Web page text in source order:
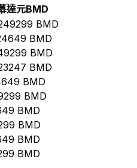
達元BMD
BMD
BMD
BMD
BMD
BMD
BMD
BMD
BMD
BMD
BMD